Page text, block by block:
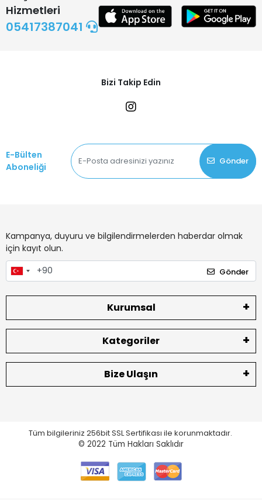
Hizmetleri
05417387041
Bizi Takip Edin
E-Bülten
Aboneliği
Gönder
Kampanya, duyuru ve bilgilendirmelerden haberdar olmak
için kayıt olun.
Gönder
Kurumsal
Kategoriler
Bize Ulaşın
Tüm bilgileriniz 256bit SSL Sertifikası ile korunmaktadır.
© 2022 Tüm Hakları Saklıdır